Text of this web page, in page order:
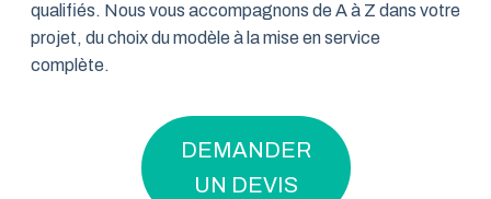
qualifiés. Nous vous accompagnons de A à Z dans votre
projet, du choix du modèle à la mise en service
complète.
DEMANDER
UN DEVIS